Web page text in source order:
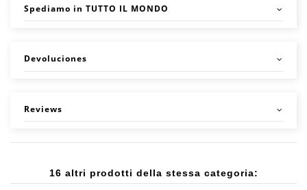
Spediamo in TUTTO IL MONDO
Devoluciones
Reviews
16 altri prodotti della stessa categoria: